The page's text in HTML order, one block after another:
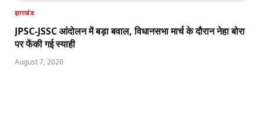
झारखंड
JPSC-JSSC आंदोलन में बड़ा बवाल, विधानसभा मार्च के दौरान नेहा बोरा
पर फेंकी गई स्याही
August 7, 2026